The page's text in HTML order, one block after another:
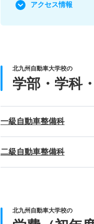
アクセス情報
北九州自動車大学校の
学部・学科
一級自動車整備科
二級自動車整備科
北九州自動車大学校の